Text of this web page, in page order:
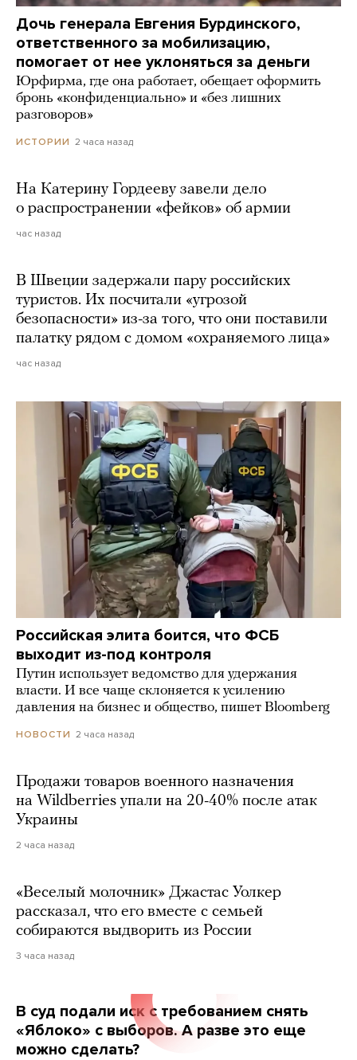
Дочь генерала Евгения Бурдинского,
ответственного за мобилизацию,
помогает от нее уклоняться за деньги
Юрфирма, где она работает, обещает оформить
бронь «конфиденциально» и «без лишних
разговоров»
ИСТОРИИ 2 часа назад
На Катерину Гордееву завели дело
о распространении «фейков» об армии
час назад
В Швеции задержали пару российских
туристов. Их посчитали «угрозой
безопасности» из-за того, что они поставили
палатку рядом с домом «охраняемого лица»
час назад
Российская элита боится, что ФСБ
выходит из-под контроля
Путин использует ведомство для удержания
власти. И все чаще склоняется к усилению
давления на бизнес и общество, пишет Bloomberg
НОВОСТИ 2 часа назад
Продажи товаров военного назначения
на Wildberries упали на 20-40% после атак
Украины
2 часа назад
«Веселый молочник» Джастас Уолкер
рассказал, что его вместе с семьей
собираются выдворить из России
3 часа назад
В суд подали иск с требованием снять
«Яблоко» с выборов. А разве это еще
можно сделать?